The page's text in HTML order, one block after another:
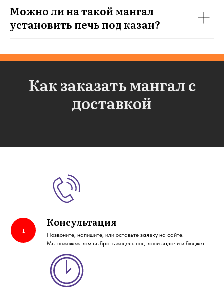
Можно ли на такой мангал
установить печь под казан?
Как заказать мангал с
доставкой
Консультация
Позвоните, напишите, или оставьте заявку на сайте.
Мы поможем вам выбрать модель под ваши задачи и бюджет.